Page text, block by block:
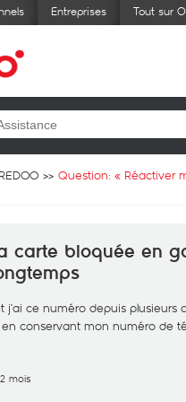
Entreprises Tout sur
Question: « Réactiver
carte bloquée en
j’ai ce numéro depuis plusieurs
conservant mon numéro de
mois